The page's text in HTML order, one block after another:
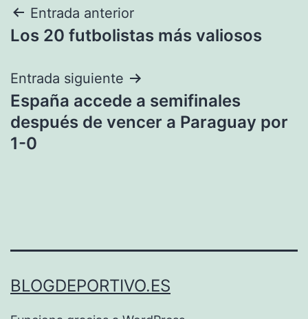
Navegación
de
entradas
Entrada anterior
Los 20 futbolistas más valiosos
Entrada siguiente
España accede a semifinales
después de vencer a Paraguay por
1-0
BLOGDEPORTIVO.ES